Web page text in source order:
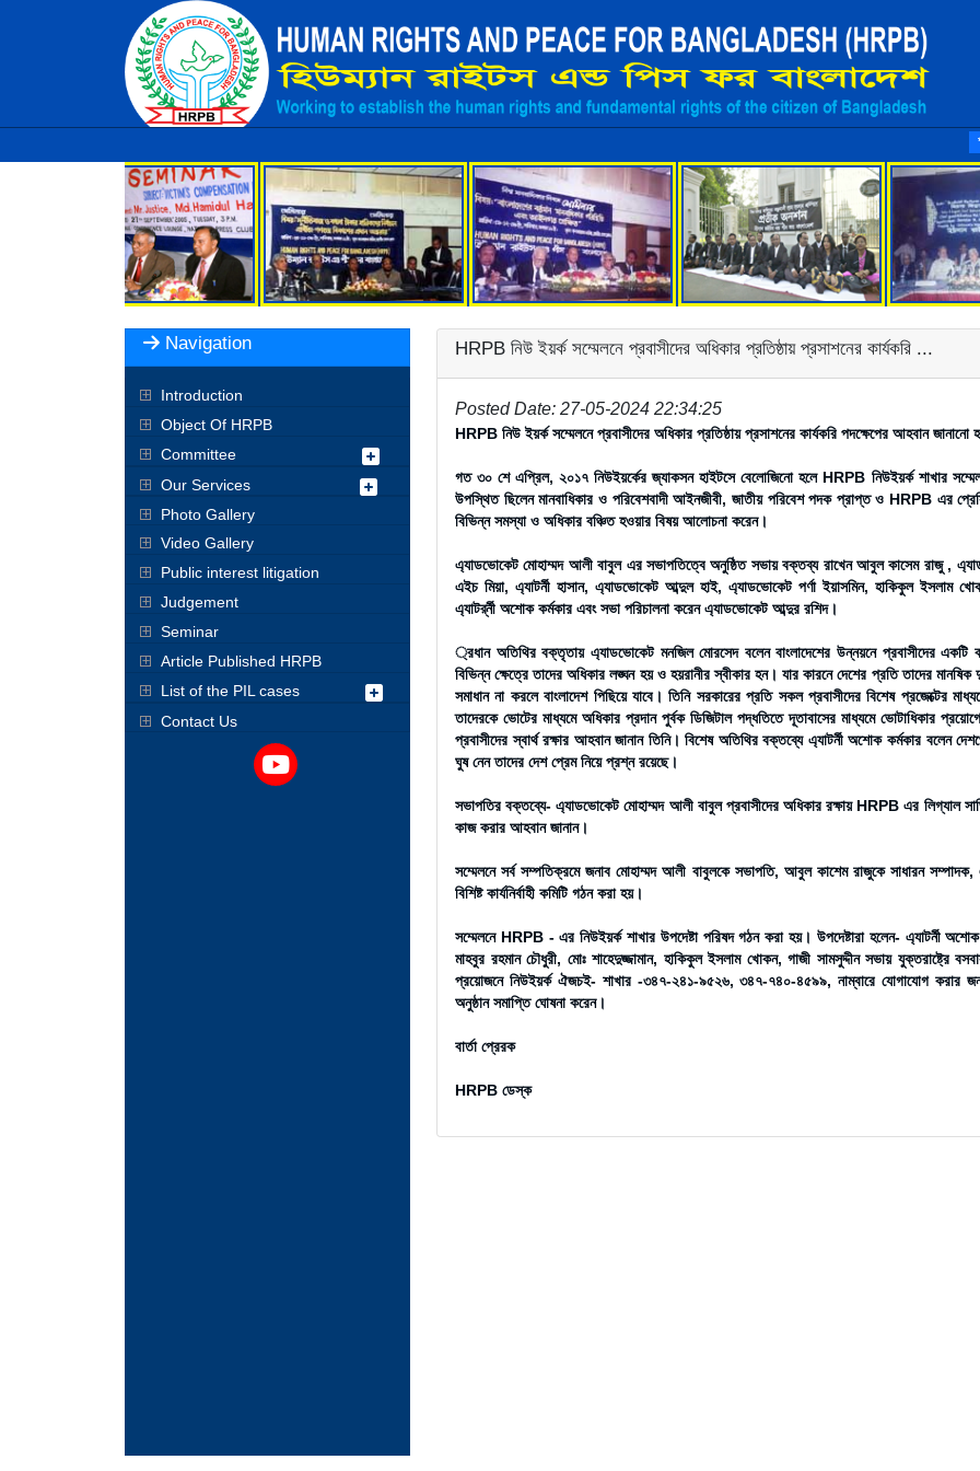
Navigation
Introduction
Object Of HRPB
Committee
Our Services
Photo Gallery
Video Gallery
Public interest litigation
Judgement
Seminar
Article Published HRPB
List of the PIL cases
Contact Us
HRPB নিউ ইয়র্ক সম্মেলনে প্রবাসীদের অধিকার প্রতিষ্ঠায় প্রসাশনের কার্যকরি ...
Posted Date: 27-05-2024 22:34:25
HRPB নিউ ইয়র্ক সম্মেলনে প্রবাসীদের অধিকার প্রতিষ্ঠায় প্রসাশনের কার্যকরি পদক্ষেপের আহবান জানানো
গত ৩০ শে এপ্রিল, ২০১৭ নিউইয়র্কের জ্যাকসন হাইটসে বেলোজিনো হলে HRPB নিউইয়র্ক শাখার
উপস্থিত ছিলেন মানবাধিকার ও পরিবেশবাদী আইনজীবী, জাতীয় পরিবেশ পদক প্রাপ্ত ও HRPB এর
বিভিন্ন সমস্যা ও অধিকার বঞ্চিত হওয়ার বিষয় আলোচনা করেন।
এ্যাডভোকেট মোহাম্মদ আলী বাবুল এর সভাপতিত্বে অনুষ্ঠিত সভায় বক্তব্য রাখেন আবুল কাসেম রাজু ,
এইচ মিয়া, এ্যাটর্নী হাসান, এ্যাডভোকেট আব্দুল হাই, এ্যাডভোকেট পর্ণা ইয়াসমিন, হাকিকুল ইসলাম
এ্যাটর্র্নী অশোক কর্মকার এবং সভা পরিচালনা করেন এ্যাডভোকেট আব্দুর রশিদ।
্রধান অতিথির বক্তৃতায় এ্যাডভোকেট মনজিল মোরসেদ বলেন বাংলাদেশের উন্নয়নে প্রবাসীদের একটি
বিভিন্ন ক্ষেত্রে তাদের অধিকার লঙ্ঘন হয় ও হয়রানীর স্বীকার হন। যার কারনে দেশের প্রতি তাদের
সমাধান না করলে বাংলাদেশ পিছিয়ে যাবে। তিনি সরকারের প্রতি সকল প্রবাসীদের বিশেষ প্রজেক্টের
তাদেরকে ভোটের মাধ্যমে অধিকার প্রদান পুর্বক ডিজিটাল পদ্ধতিতে দূতাবাসের মাধ্যমে ভোটাধিকার
প্রবাসীদের স্বার্থ রক্ষার আহবান জানান তিনি। বিশেষ অতিথির বক্তব্যে এ্যাটর্নী অশোক কর্মকার বলেন
ঘুষ নেন তাদের দেশ প্রেম নিয়ে প্রশ্ন রয়েছে।
সভাপতির বক্তব্যে- এ্যাডভোকেট মোহাম্মদ আলী বাবুল প্রবাসীদের অধিকার রক্ষায় HRPB এর লিগ্যাল
কাজ করার আহবান জানান।
সম্মেলনে সর্ব সম্পতিক্রমে জনাব মোহাম্মদ আলী বাবুলকে সভাপতি, আবুল কাশেম রাজুকে সাধারন
বিশিষ্ট কার্যনির্বাহী কমিটি গঠন করা হয়।
সম্মেলনে HRPB - এর নিউইয়র্ক শাখার উপদেষ্টা পরিষদ গঠন করা হয়। উপদেষ্টারা হলেন- এ্যাটর্নী
মাহবুর রহমান চৌধুরী, মোঃ শাহেদুজ্জামান, হাকিকুল ইসলাম খোকন, গাজী সামসুদ্দীন সভায় যুক্তরাষ্ট্রে
প্রয়োজনে নিউইয়র্ক ঐজচই- শাখার -৩৪৭-২৪১-৯৫২৬, ৩৪৭-৭৪০-৪৫৯৯, নাম্বারে যোগাযোগ করার
অনুষ্ঠান সমাপ্তি ঘোষনা করেন।
বার্তা প্রেরক
HRPB ডেস্ক